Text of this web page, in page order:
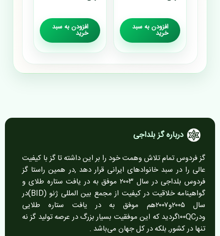
افزودن به سبد
خرید
افزودن به سبد
خرید
درباره گز بلداجی
گز فردوس تمام تلاش وهمت خود را بر این داشته تا گز با کیفیت
عالی را در سبد خانوادهای ایرانی قرار دهد ,در همین راستا گز
فردوس بلداجی در سال ۲۰۰۳ موفق به در یافت ستاره طلای و
گواهینامه خلاقیت در کیفیت از مجمع بین المللی ژنو (BID)در
سال ۲۰۰۵و۲۰۰۷هم موفق به در یافت ستاره طلایی
ودر۱۰۰QCگردید که این موفقیت بسیار بزرگ در عرصه تولید گز نه
تنها در کشور, بلکه در کل جهان می‌باشد .